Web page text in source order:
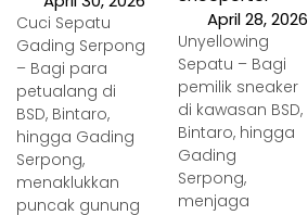
Cuci Sepatu
Gading Serpong
– Bagi para
petualang di
BSD, Bintaro,
hingga Gading
Serpong,
menaklukkan
puncak gunung
April 28, 2026
Unyellowing
Sepatu – Bagi
pemilik sneaker
di kawasan BSD,
Bintaro, hingga
Gading
Serpong,
menjaga